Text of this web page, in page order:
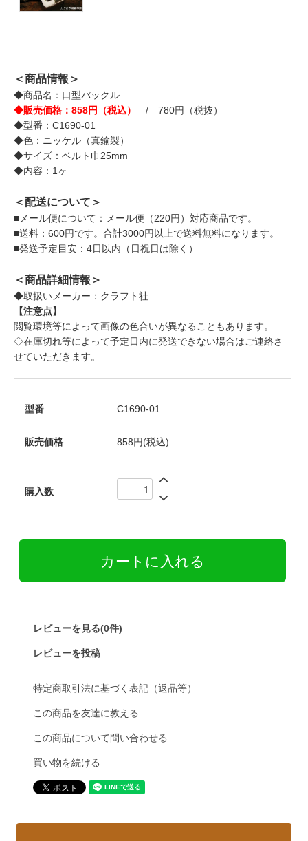
＜商品情報＞
◆商品名：口型バックル
◆販売価格：858円（税込）
/ 780円（税抜）
◆型番：C1690-01
◆色：ニッケル（真鍮製）
◆サイズ：ベルト巾25mm
◆内容：1ヶ
＜配送について＞
■メール便について：メール便（220円）対応商品です。
■送料：600円です。合計3000円以上で送料無料になります。
■発送予定目安：4日以内（日祝日は除く）
＜商品詳細情報＞
◆取扱いメーカー：クラフト社
【注意点】
閲覧環境等によって画像の色合いが異なることもあります。
◇在庫切れ等によって予定日内に発送できない場合はご連絡さ
せていただきます。
型番 C1690-01
販売価格 858円(税込)
購入数
レビューを見る(0件)
レビューを投稿
特定商取引法に基づく表記（返品等）
この商品を友達に教える
この商品について問い合わせる
買い物を続ける